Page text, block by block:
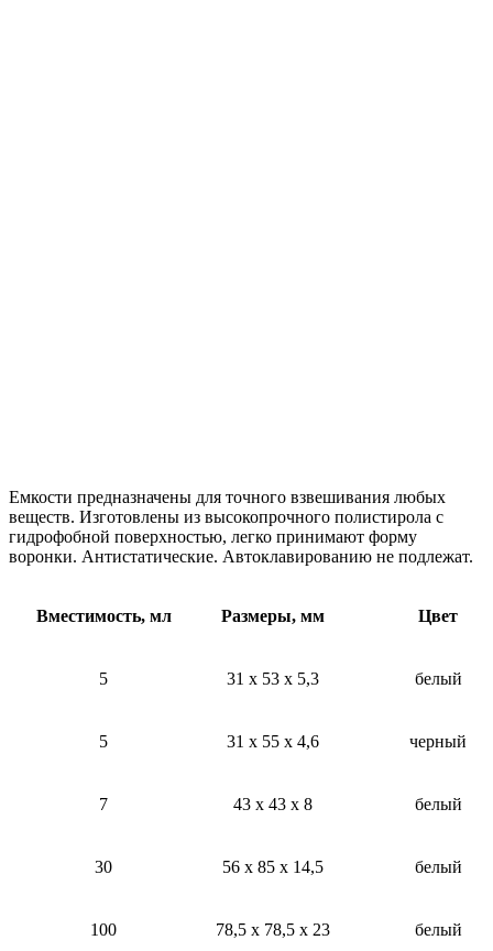
Емкости предназначены для точного взвешивания любых
веществ. Изготовлены из высокопрочного полистирола с
гидрофобной поверхностью, легко принимают форму
воронки. Антистатические. Автоклавированию не подлежат.
Вместимость, мл Размеры, мм Цвет
5 31 х 53 х 5,3 белый
5 31 х 55 х 4,6 черный
7 43 х 43 х 8 белый
30 56 х 85 х 14,5 белый
100 78,5 х 78,5 х 23 белый